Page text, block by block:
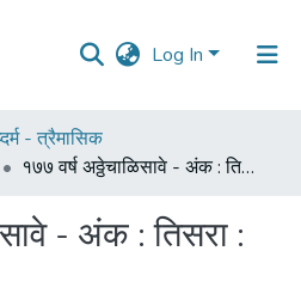
Log In
- त्रैमासिक
१७७ वर्ष अठ्ठेचाळिसावे - अंक : तिसरा : ऑक्टोंबर २०१३
- अंक : तिसरा :